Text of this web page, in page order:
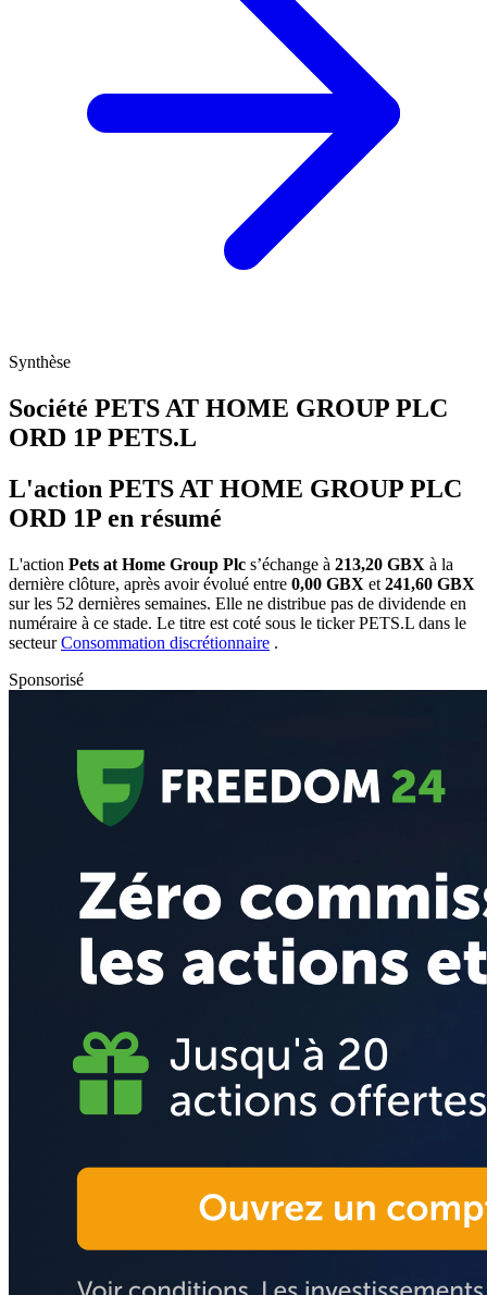
Synthèse
Société PETS AT HOME GROUP PLC
ORD 1P PETS.L
L'action PETS AT HOME GROUP PLC
ORD 1P en résumé
L'action Pets at Home Group Plc s’échange à 213,20 GBX à la
dernière clôture, après avoir évolué entre 0,00 GBX et 241,60 GBX
sur les 52 dernières semaines. Elle ne distribue pas de dividende en
numéraire à ce stade. Le titre est coté sous le tickerPETS.L dans le
secteurConsommation discrétionnaire .
Sponsorisé